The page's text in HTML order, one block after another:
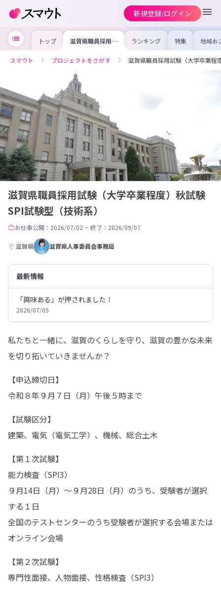
新規登録/ログイン
トップ 滋賀県職員採用試
験（大学卒業程
験型（技術系）
ランキング 特集 地域お
の求
を集め
事内容
を比較
合っ
スマウト プロジェクトをさがす 滋賀県職員採用試験（大学卒業程
滋賀県職員採用試験（大学卒業程度）秋試験
SPI試験型（技術系）
お仕事公開：2026/07/02 ~ 終了：2026/09/07
滋賀県 滋賀県人事委員会事務局
最新情報
「興味ある」が押されました！
2026/07/05
私たちと一緒に、滋賀のくらしを守り、滋賀の豊かな未来
を切り拓いていきませんか？
【申込締切日】
令和８年９月７日（月）午後５時まで
【試験区分】
建築、電気（電気工学）、機械、総合土木
【第１次試験】
能力検査（SPI3）
９月14日（月）～９月28日（月）のうち、受験者が選択
する１日
全国のテストセンターのうち受験者が選択する会場または
オンライン会場
【第２次試験】
専門性面接、人物面接、性格検査（SPI3）